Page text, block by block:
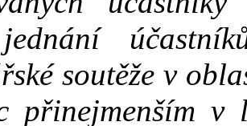
soutěže v
přinejmenším v